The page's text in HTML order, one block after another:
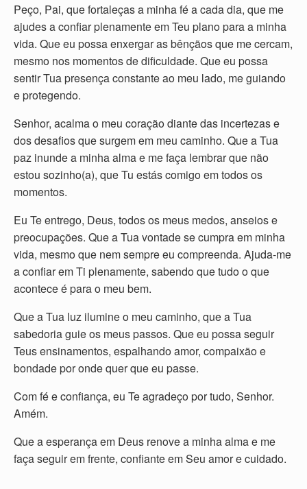
Peço, Pai, que fortaleças a minha fé a cada dia, que me
ajudes a confiar plenamente em Teu plano para a minha
vida. Que eu possa enxergar as bênçãos que me cercam,
mesmo nos momentos de dificuldade. Que eu possa
sentir Tua presença constante ao meu lado, me guiando
e protegendo.
Senhor, acalma o meu coração diante das incertezas e
dos desafios que surgem em meu caminho. Que a Tua
paz inunde a minha alma e me faça lembrar que não
estou sozinho(a), que Tu estás comigo em todos os
momentos.
Eu Te entrego, Deus, todos os meus medos, anseios e
preocupações. Que a Tua vontade se cumpra em minha
vida, mesmo que nem sempre eu compreenda. Ajuda-me
a confiar em Ti plenamente, sabendo que tudo o que
acontece é para o meu bem.
Que a Tua luz ilumine o meu caminho, que a Tua
sabedoria guie os meus passos. Que eu possa seguir
Teus ensinamentos, espalhando amor, compaixão e
bondade por onde quer que eu passe.
Com fé e confiança, eu Te agradeço por tudo, Senhor.
Amém.
Que a esperança em Deus renove a minha alma e me
faça seguir em frente, confiante em Seu amor e cuidado.